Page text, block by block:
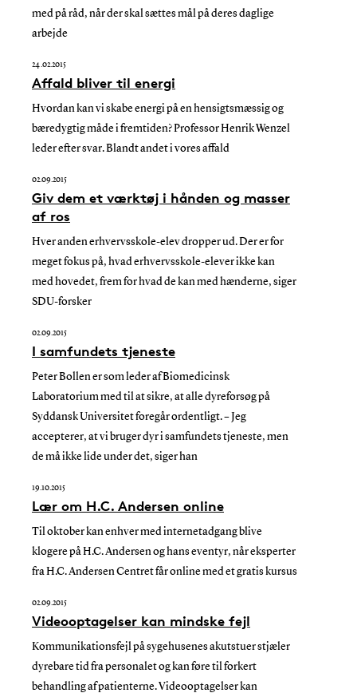
med på råd, når der skal sættes mål på deres daglige
arbejde
24.02.2015
Affald bliver til energi
Hvordan kan vi skabe energi på en hensigtsmæssig og
bæredygtig måde i fremtiden? Professor Henrik Wenzel
leder efter svar. Blandt andet i vores affald
02.09.2015
Giv dem et værktøj i hånden og masser
af ros
Hver anden erhvervsskole-elev dropper ud. Der er for
meget fokus på, hvad erhvervsskole-elever ikke kan
med hovedet, frem for hvad de kan med hænderne, siger
SDU-forsker
02.09.2015
I samfundets tjeneste
Peter Bollen er som leder af Biomedicinsk
Laboratorium med til at sikre, at alle dyreforsøg på
Syddansk Universitet foregår ordentligt. – Jeg
accepterer, at vi bruger dyr i samfundets tjeneste, men
de må ikke lide under det, siger han
19.10.2015
Lær om H.C. Andersen online
Til oktober kan enhver med internetadgang blive
klogere på H.C. Andersen og hans eventyr, når eksperter
fra H.C. Andersen Centret får online med et gratis kursus
02.09.2015
Videooptagelser kan mindske fejl
Kommunikationsfejl på sygehusenes akutstuer stjæler
dyrebare tid fra personalet og kan føre til forkert
behandling af patienterne. Videooptagelser kan